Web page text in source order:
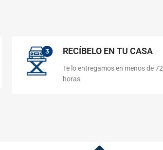
RECÍBELO EN TU CASA
Te lo entregamos en menos de 72
horas